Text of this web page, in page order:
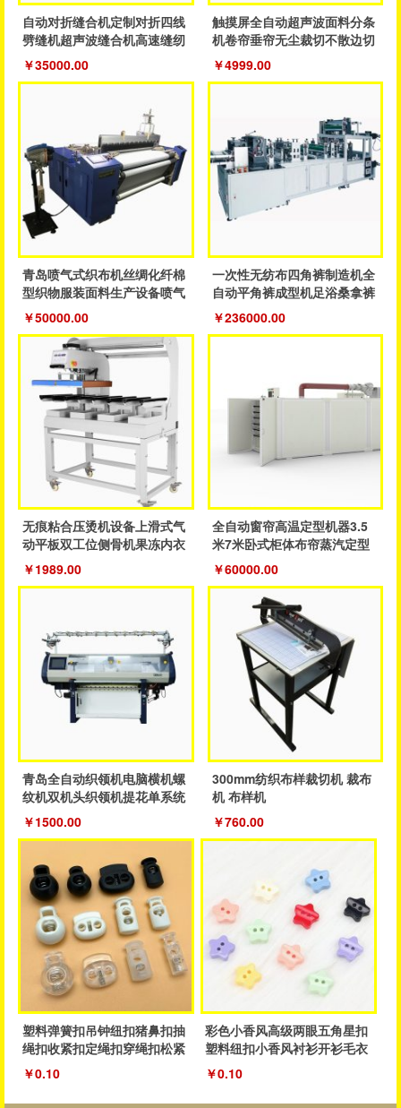
自动对折缝合机定制对折四线
劈缝机超声波缝合机高速缝纫
鞋服机
￥35000.00
触摸屏全自动超声波面料分条
机卷帘垂帘无尘裁切不散边切
割设备
￥4999.00
青岛喷气式织布机丝绸化纤棉
型织物服装面料生产设备喷气
织机
￥50000.00
一次性无纺布四角裤制造机全
自动平角裤成型机足浴桑拿裤
制造机器
￥236000.00
无痕粘合压烫机设备上滑式气
动平板双工位侧骨机果冻内衣
裤粘合机
￥1989.00
全自动窗帘高温定型机器3.5
米7米卧式柜体布帘蒸汽定型
成品帘
￥60000.00
青岛全自动织领机电脑横机螺
纹机双机头织领机提花单系统
织领机
￥1500.00
300mm纺织布样裁切机 裁布
机 布样机
￥760.00
塑料弹簧扣吊钟纽扣猪鼻扣抽
绳扣收紧扣定绳扣穿绳扣松紧
抽绳扣子
￥0.10
彩色小香风高级两眼五角星扣
塑料纽扣小香风衬衫开衫毛衣
纽扣厂家
￥0.10